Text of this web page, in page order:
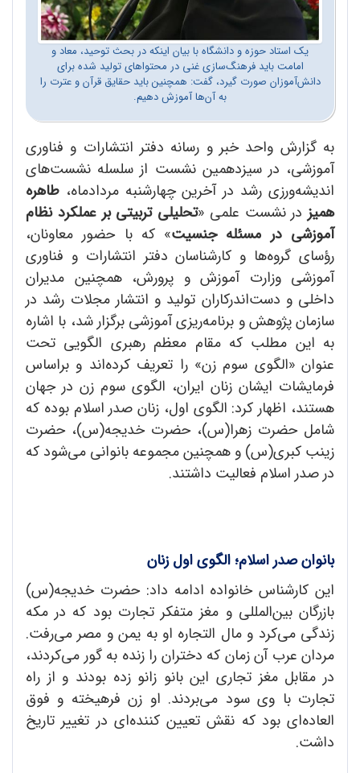
یک استاد حوزه و دانشگاه با بیان اینکه در بحث توحید، معاد و
امامت باید فرهنگ‌سازی غنی در محتواهای تولید شده برای
دانش‌آموزان صورت گیرد، گفت: همچنین باید حقایق قرآن و عترت را
به آن‌ها آموزش دهیم.
به گزارش واحد خبر و رسانه دفتر انتشارات و فناوری
آموزشی، در سیزدهمین نشست از سلسله نشست‌های
اندیشه‌ورزی رشد در آخرین چهارشنبه مردادماه، طاهره
همیز در نشست علمی «تحلیلی تربیتی بر عملکرد نظام
آموزشی در مسئله جنسیت» که با حضور معاونان،
رؤسای گروه‌ها و کارشناسان دفتر انتشارات و فناوری
آموزشی وزارت آموزش و پرورش، همچنین مدیران
داخلی و دست‌اندرکاران تولید و انتشار مجلات رشد در
سازمان پژوهش و برنامه‌ریزی آموزشی برگزار شد، با اشاره
به این مطلب که مقام معظم رهبری الگویی تحت
عنوان «الگوی سوم زن» را تعریف کرده‌اند و براساس
فرمایشات ایشان زنان ایران، الگوی سوم زن در جهان
هستند، اظهار کرد: الگوی اول، زنان صدر اسلام بوده که
شامل حضرت زهرا(س)، حضرت خدیجه(س)، حضرت
زینب کبری(س) و همچنین مجموعه بانوانی می‌شود که
در صدر اسلام فعالیت داشتند.
بانوان صدر اسلام؛ الگوی اول زنان
این کارشناس خانواده ادامه داد: حضرت خدیجه(س)
بازرگان بین‌المللی و مغز متفکر تجارت بود که در مکه
زندگی می‌‌کرد و مال التجاره او به یمن و مصر می‌رفت.
مردان عرب آن زمان که دختران را زنده به گور می‌کردند،
در مقابل مغز تجاری این بانو زانو زده بودند و از راه
تجارت با وی سود می‌بردند. او زن فرهیخته و فوق
العاده‌ای بود که نقش تعیین‌ کننده‌‌ای در تغییر تاریخ
داشت.